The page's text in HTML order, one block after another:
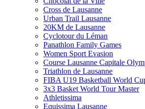
Cross de Lausanne
Urban Trail Lausanne
20KM de Lausanne
Cyclotour du Léman
Panathlon Family Games
Women Sport Evasion
Course Lausanne Capitale
Triathlon de Lausanne
FIBA U19 Basketball World
3x3 Basket World Tour Master
Athletissima
Equissima Lausanne